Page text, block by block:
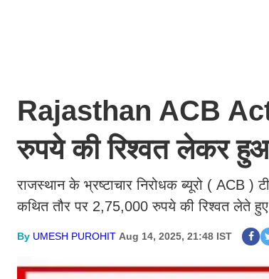
Rajasthan ACB
रुपये की रिश्वत लेकर
राजस्थान के भ्रष्टाचार निरोधक ब्यूरो ( ACB )
कथित तौर पर 2,75,000 रुपये की रिश्वत लेते हुए
By UMESH PUROHIT Aug 14, 2025, 21:48 IST